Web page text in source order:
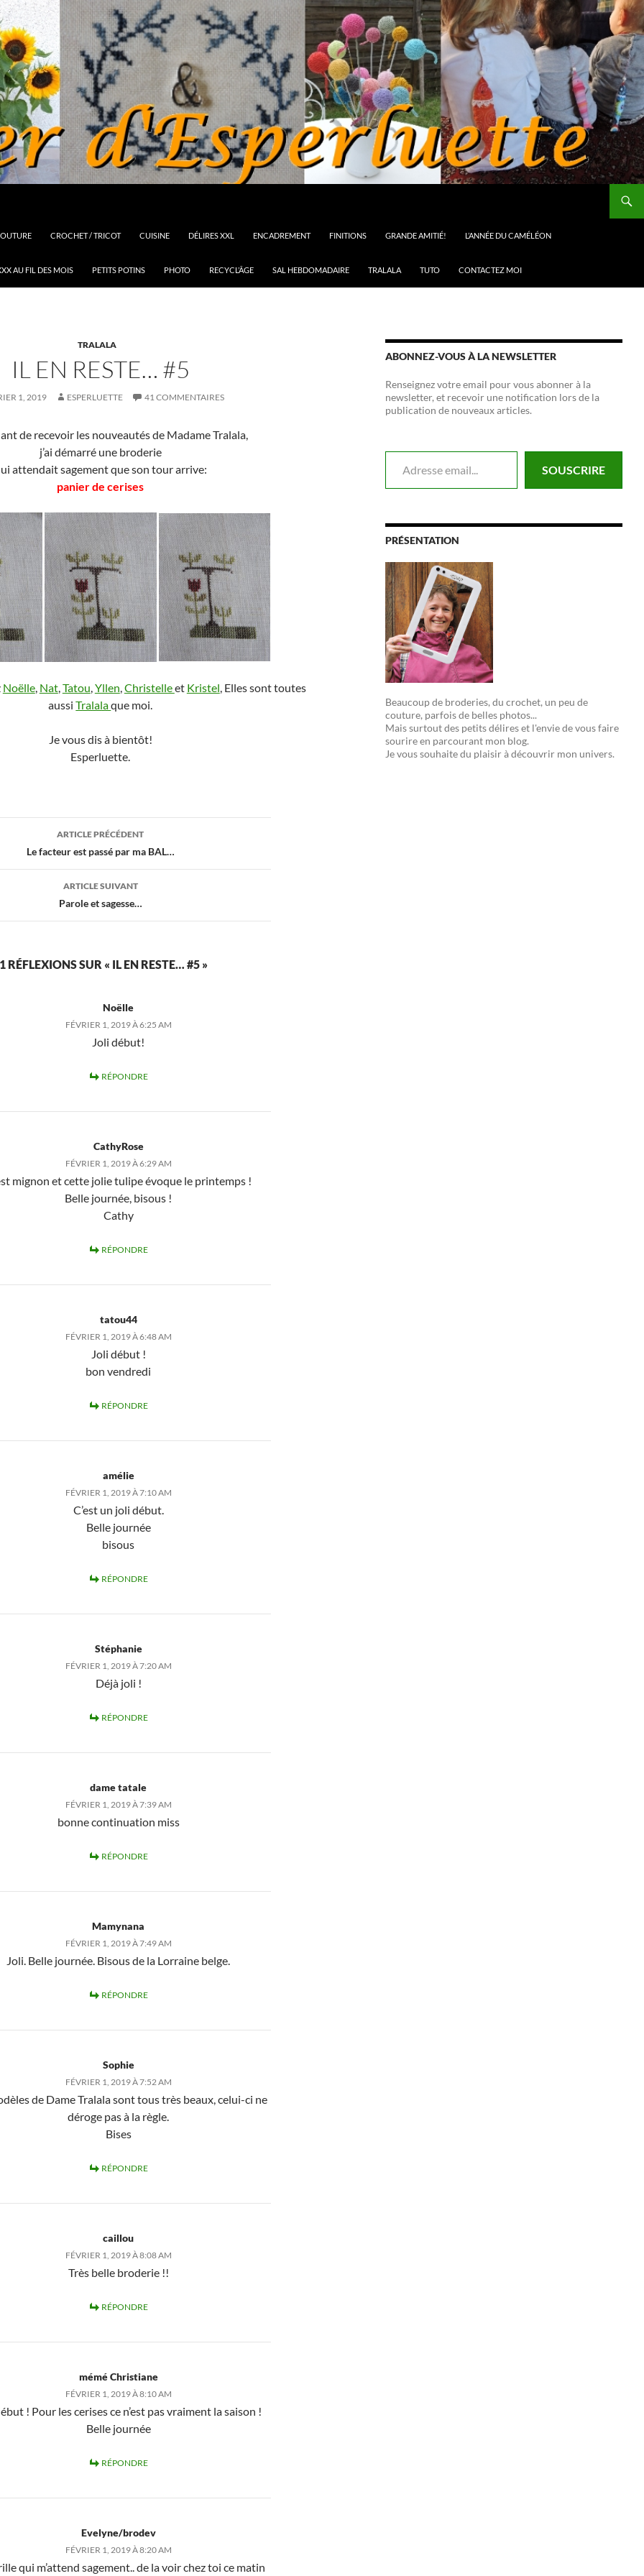
CROCHET / TRICOT CUISINE DÉLIRES XXL ENCADREMENT FINITIONS GRANDE AMITIÉ! L’ANNÉE DU CAMÉLÉON
AU FIL DES MOIS PETITS POTINS PHOTO RECYCL’ÂGE SAL HEBDOMADAIRE TRALALA TUTO CONTACTEZ MOI
TRALALA
IL EN RESTE… #5
1, 2019 ESPERLUETTE 41 COMMENTAIRES
de recevoir les nouveautés de Madame Tralala,
j’ai démarré une broderie
attendait sagement que son tour arrive:
panier de cerises
Noëlle, Nat,Tatou,Yllen,Christelleet Kristel, Elles sont toutes
aussiTralalaque moi.
Je vous dis à bientôt!
Esperluette.
ARTICLE PRÉCÉDENT
Le facteur est passé par ma BAL…
ARTICLE SUIVANT
Parole et sagesse…
RÉFLEXIONS SUR « IL EN RESTE… #5 »
Noëlle
FÉVRIER 1, 2019 À 6:25 AM
Joli début!
RÉPONDRE
CathyRose
FÉVRIER 1, 2019 À 6:29 AM
mignon et cette jolie tulipe évoque le printemps !
Belle journée, bisous !
Cathy
RÉPONDRE
tatou44
FÉVRIER 1, 2019 À 6:48 AM
Joli début !
bon vendredi
RÉPONDRE
amélie
FÉVRIER 1, 2019 À 7:10 AM
C’est un joli début.
Belle journée
bisous
RÉPONDRE
Stéphanie
FÉVRIER 1, 2019 À 7:20 AM
Déjà joli !
RÉPONDRE
dame tatale
FÉVRIER 1, 2019 À 7:39 AM
bonne continuation miss
RÉPONDRE
Mamynana
FÉVRIER 1, 2019 À 7:49 AM
Joli. Belle journée. Bisous de la Lorraine belge.
RÉPONDRE
Sophie
FÉVRIER 1, 2019 À 7:52 AM
de Dame Tralala sont tous très beaux, celui-ci ne
déroge pas à la règle.
Bises
RÉPONDRE
caillou
FÉVRIER 1, 2019 À 8:08 AM
Très belle broderie !!
RÉPONDRE
mémé Christiane
FÉVRIER 1, 2019 À 8:10 AM
! Pour les cerises ce n’est pas vraiment la saison !
Belle journée
RÉPONDRE
Evelyne/brodev
FÉVRIER 1, 2019 À 8:20 AM
qui m’attend sagement.. de la voir chez toi ce matin
ABONNEZ-VOUS À LA NEWSLETTER
Renseignez votre email pour vous abonner à la
newsletter, et recevoir une notification lors de la
publication de nouveaux articles.
Adresse email...
SOUSCRIRE
PRÉSENTATION
Beaucoup de broderies, du crochet, un peu de
couture, parfois de belles photos...
Mais surtout des petits délires et l'envie de vous faire
sourire en parcourant mon blog.
Je vous souhaite du plaisir à découvrir mon univers.